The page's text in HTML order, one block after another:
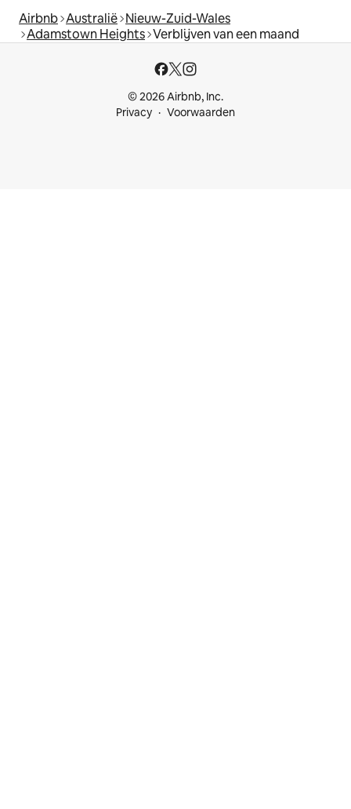
Airbnb Australië Nieuw-Zuid-Wales
Adamstown Heights Verblijven van een maand
© 2026 Airbnb, Inc.
Privacy
Voorwaarden